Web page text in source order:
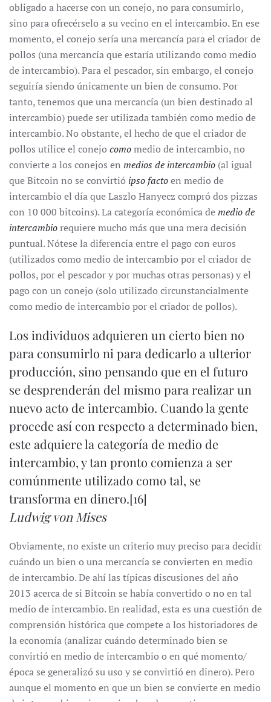
obligado a hacerse con un conejo, no para consumirlo,
sino para ofrecérselo a su vecino en el intercambio. En ese
momento, el conejo sería una mercancía para el criador de
pollos (una mercancía que estaría utilizando como medio
de intercambio). Para el pescador, sin embargo, el conejo
seguiría siendo únicamente un bien de consumo. Por
tanto, tenemos que una mercancía (un bien destinado al
intercambio) puede ser utilizada también como medio de
intercambio. No obstante, el hecho de que el criador de
pollos utilice el conejo comomedio de intercambio, no
convierte a los conejos en medios de intercambio (al igual
que Bitcoin no se convirtió ipso factoen medio de
intercambio el día que Laszlo Hanyecz compró dos pizzas
con 10 000 bitcoins). La categoría económica demedio de
intercambiorequiere mucho más que una mera decisión
puntual. Nótese la diferencia entre el pago con euros
(utilizados como medio de intercambio por el criador de
pollos, por el pescador y por muchas otras personas) y el
pago con un conejo (solo utilizado circunstancialmente
como medio de intercambio por el criador de pollos).
Los individuos adquieren un cierto bien no
para consumirlo ni para dedicarlo a ulterior
producción, sino pensando que en el futuro
se desprenderán del mismo para realizar un
nuevo acto de intercambio. Cuando la gente
procede así con respecto a determinado bien,
este adquiere la categoría de medio de
intercambio, y tan pronto comienza a ser
comúnmente utilizado como tal, se
transforma en dinero.[16]
Ludwig von Mises
Obviamente, no existe un criterio muy preciso para decidir
cuándo un bien o una mercancía se convierten en medio
de intercambio. De ahí las típicas discusiones del año
2013 acerca de si Bitcoin se había convertido o no en tal
medio de intercambio. En realidad, esta es una cuestión de
comprensión histórica que compete a los historiadores de
la economía (analizar cuándo determinado bien se
convirtió en medio de intercambio o en qué momento/
época se generalizó su uso y se convirtió en dinero). Pero
aunque el momento en que un bien se convierte en medio